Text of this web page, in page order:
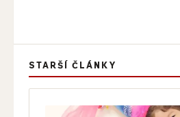
STARŠÍ ČLÁNKY